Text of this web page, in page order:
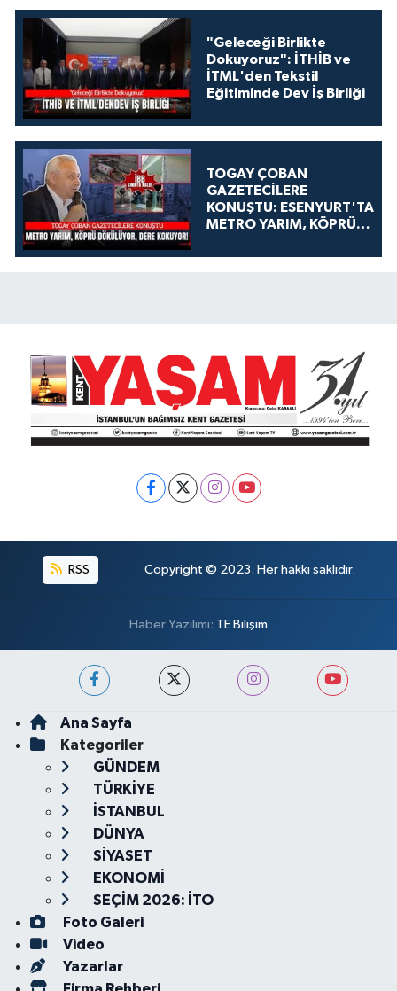
"Geleceği Birlikte
Dokuyoruz": İTHİB ve
İTML'den Tekstil
Eğitiminde Dev İş Birliği
TOGAY ÇOBAN
GAZETECİLERE
KONUŞTU: ESENYURT'TA
METRO YARIM, KÖPRÜ
KOKUYOR!
RSS Copyright © 2023. Her hakkı saklıdır.
Haber Yazılımı: TE Bilişim
Ana Sayfa
Kategoriler
GÜNDEM
TÜRKİYE
İSTANBUL
DÜNYA
SİYASET
EKONOMİ
SEÇİM 2026: İTO
Foto Galeri
Video
Yazarlar